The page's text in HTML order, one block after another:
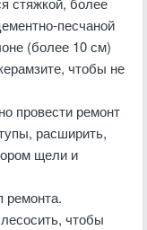
песчаной
(более 10 см)
чтобы не
провести ремонт
расширить,
щели и
ремонта.
чтобы